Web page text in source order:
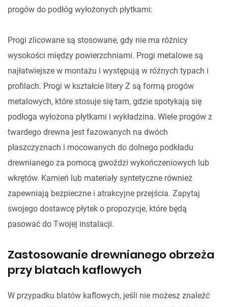
progów do podłóg wyłożonych płytkami:
Progi zlicowane są stosowane, gdy nie ma różnicy
wysokości między powierzchniami. Progi metalowe są
najłatwiejsze w montażu i występują w różnych typach i
profilach. Progi w kształcie litery Z są formą progów
metalowych, które stosuje się tam, gdzie spotykają się
podłoga wyłożona płytkami i wykładzina. Wiele progów z
twardego drewna jest fazowanych na dwóch
płaszczyznach i mocowanych do dolnego podkładu
drewnianego za pomocą gwoździ wykończeniowych lub
wkrętów. Kamień lub materiały syntetyczne również
zapewniają bezpieczne i atrakcyjne przejścia. Zapytaj
swojego dostawcę płytek o propozycje, które będą
pasować do Twojej instalacji.
Zastosowanie drewnianego obrzeża
przy blatach kaflowych
W przypadku blatów kaflowych, jeśli nie możesz znaleźć